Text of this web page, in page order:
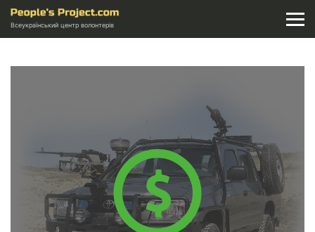
Всеукраїнський центр волонтерів